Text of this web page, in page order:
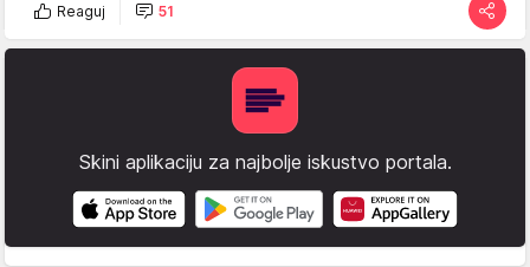
Reaguj 51
Skini aplikaciju za najbolje iskustvo portala.